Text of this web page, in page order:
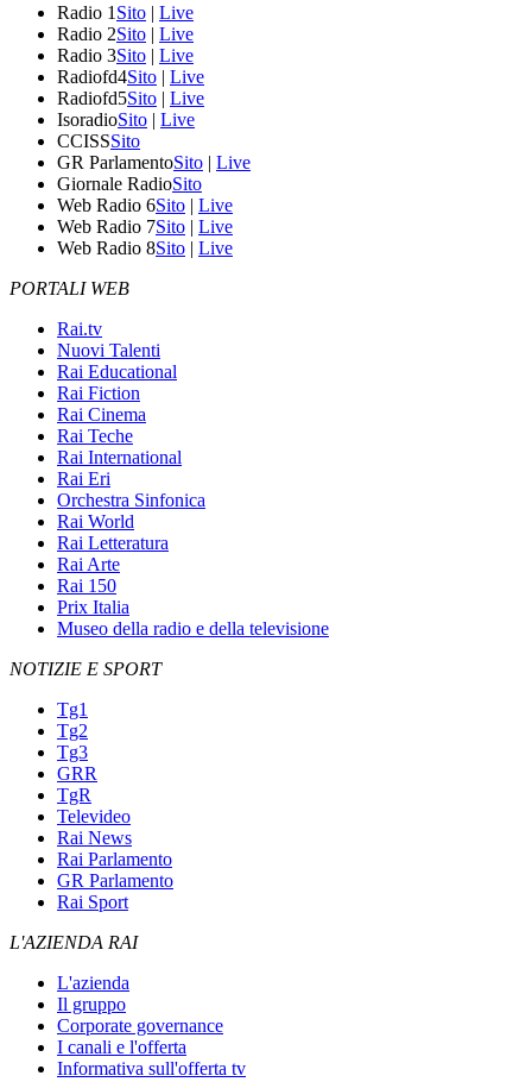
Radio 1 Sito | Live
Radio 2Sito | Live
Radio 3Sito | Live
Radiofd4Sito | Live
Radiofd5Sito | Live
IsoradioSito | Live
CCISSSito
GR ParlamentoSito | Live
Giornale RadioSito
Web Radio 6Sito | Live
Web Radio 7Sito | Live
Web Radio 8Sito | Live
PORTALI WEB
Rai.tv
Nuovi Talenti
Rai Educational
Rai Fiction
Rai Cinema
Rai Teche
Rai International
Rai Eri
Orchestra Sinfonica
Rai World
Rai Letteratura
Rai Arte
Rai 150
Prix Italia
Museo della radio e della televisione
NOTIZIE E SPORT
Tg1
Tg2
Tg3
GRR
TgR
Televideo
Rai News
Rai Parlamento
GR Parlamento
Rai Sport
L'AZIENDA RAI
L'azienda
Il gruppo
Corporate governance
I canali e l'offerta
Informativa sull'offerta tv